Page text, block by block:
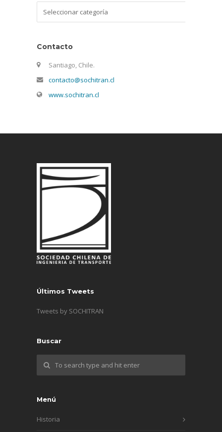
Contacto
Santiago, Chile.
contacto@sochitran.cl
www.sochitran.cl
Últimos Tweets
Tweets by SOCHITRAN
Buscar
Menú
Historia